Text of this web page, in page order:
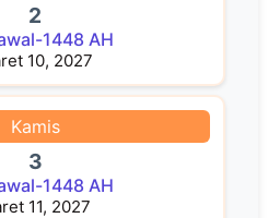
2
1448 AH
10, 2027
Kamis
3
1448 AH
11, 2027